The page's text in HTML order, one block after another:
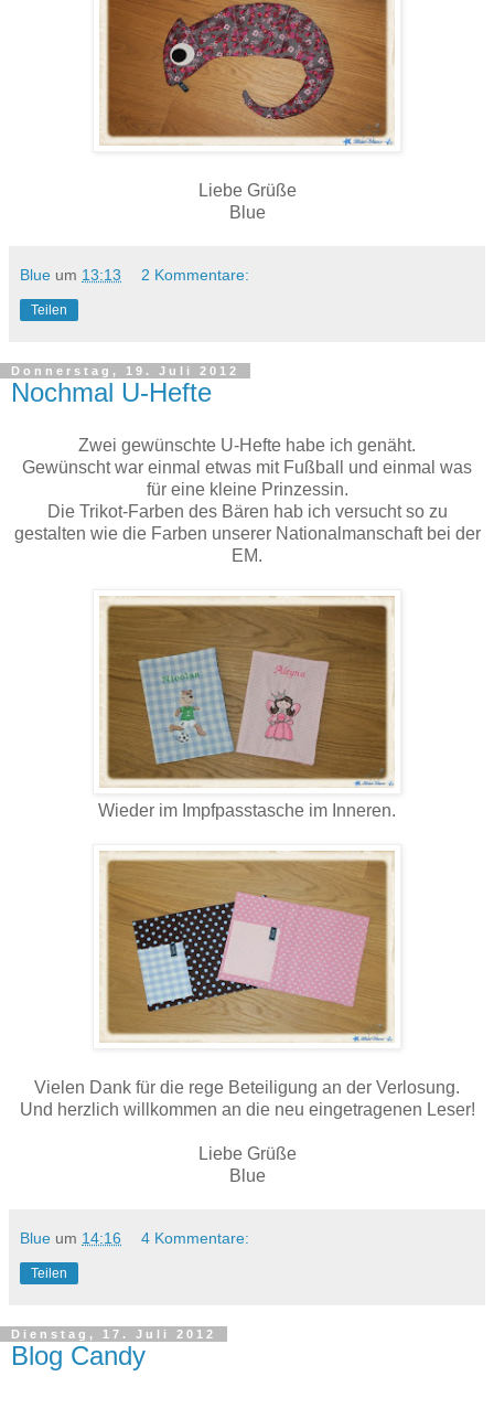
Liebe Grüße
Blue
Blue um 13:13 2 Kommentare:
Teilen
Donnerstag, 19. Juli 2012
Nochmal U-Hefte
Zwei gewünschte U-Hefte habe ich genäht.
Gewünscht war einmal etwas mit Fußball und einmal was
für eine kleine Prinzessin.
Die Trikot-Farben des Bären hab ich versucht so zu
gestalten wie die Farben unserer Nationalmanschaft bei der
EM.
Wieder im Impfpasstasche im Inneren.
Vielen Dank für die rege Beteiligung an der Verlosung.
Und herzlich willkommen an die neu eingetragenen Leser!
Liebe Grüße
Blue
Blue um 14:16 4 Kommentare:
Teilen
Dienstag, 17. Juli 2012
Blog Candy